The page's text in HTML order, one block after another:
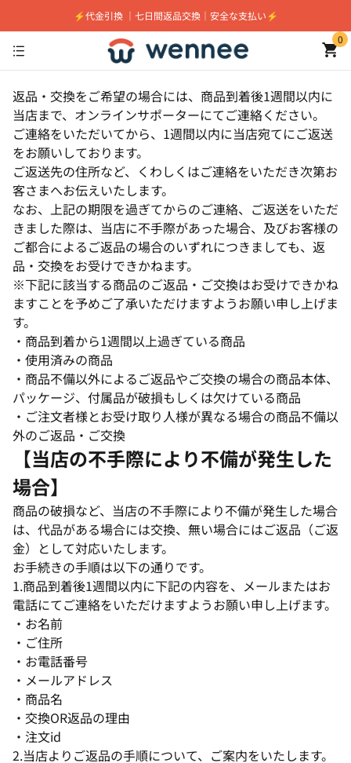
⚡️代金引換 ｜七日間返品交換｜安全な支払い⚡️
0
返品・交換をご希望の場合には、商品到着後1週間以内に
当店まで、オンラインサポーターにてご連絡ください。
ご連絡をいただいてから、1週間以内に当店宛てにご返送
をお願いしております。
ご返送先の住所など、くわしくはご連絡をいただき次第お
客さまへお伝えいたします。
なお、上記の期限を過ぎてからのご連絡、ご返送をいただ
きました際は、当店に不手際があった場合、及びお客様の
ご都合によるご返品の場合のいずれにつきましても、返
品・交換をお受けできかねます。
※下記に該当する商品のご返品・ご交換はお受けできかね
ますことを予めご了承いただけますようお願い申し上げま
す。
・商品到着から1週間以上過ぎている商品
・使用済みの商品
・商品不備以外によるご返品やご交換の場合の商品本体、
パッケージ、付属品が破損もしくは欠けている商品
・ご注文者様とお受け取り人様が異なる場合の商品不備以
外のご返品・ご交換
【当店の不手際により不備が発生した
場合】
商品の破損など、当店の不手際により不備が発生した場合
は、代品がある場合には交換、無い場合にはご返品（ご返
金）として対応いたします。
お手続きの手順は以下の通りです。
1.商品到着後1週間以内に下記の内容を、メールまたはお
電話にてご連絡をいただけますようお願い申し上げます。
・お名前
・ご住所
・お電話番号
・メールアドレス
・商品名
・交換OR返品の理由
・注文id
2.当店よりご返品の手順について、ご案内をいたします。